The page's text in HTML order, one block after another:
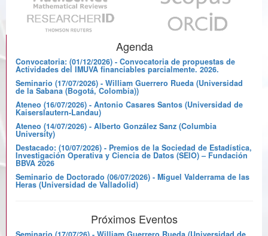
Agenda
Convocatoria: (01/12/2026) - Convocatoria de propuestas de
Actividades del IMUVA financiables parcialmente. 2026.
Seminario (17/07/2026) - William Guerrero Rueda (Universidad
de la Sabana (Bogotá, Colombia))
Ateneo (16/07/2026) - Antonio Casares Santos (Universidad de
Kaiserslautern-Landau)
Ateneo (14/07/2026) - Alberto González Sanz (Columbia
University)
Destacado: (10/07/2026) - Premios de la Sociedad de Estadística,
Investigación Operativa y Ciencia de Datos (SEIO) – Fundación
BBVA 2026
Seminario de Doctorado (06/07/2026) - Miguel Valderrama de las
Heras (Universidad de Valladolid)
Próximos Eventos